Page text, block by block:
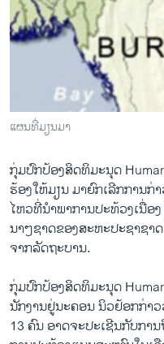
ຊຸມຊົນຊາວລາວ
ວິທະຍາສາດ-ເທັກໂນໂລຈີ
ພາສາອັງກິດ
ສຽງ
ລາຍການກະຈາຍສຽງ
ລາຍງານ
ຕິດຕາມພວກເຮົາ ທີ່
ພາສາຕ່າງໆ
ແຜນທີ່ມຽນມາ
ກຸ່ມ​ປົກ​ປ້ອງສິດທິ​ມະນຸດ
ຮ້ອງ​ໃຫ້​ມຽນ ມາຍົກ​ເລີກ​ການ​ກ່
ໄຫ​ວທີ່​ນໍາພາ​ການ​ປະ​ທ້ວງ​ເນື່
ນາໆ​ຊາດ​ຂອງສະຫະ​ປະຊາ​ຊາ
​ຈາກລັດຖະບານ.
ກຸ່ມ​ປົກ​ປ້ອງສິດທິ​ມະນຸດ
ນັກງານ​ຢູ່ນະຄອນ ນິວຢ້ອກກ່າ
13 ຄົນ ອາດ​ຈະປະ​ເຊີນ​ກັບ​ກາ